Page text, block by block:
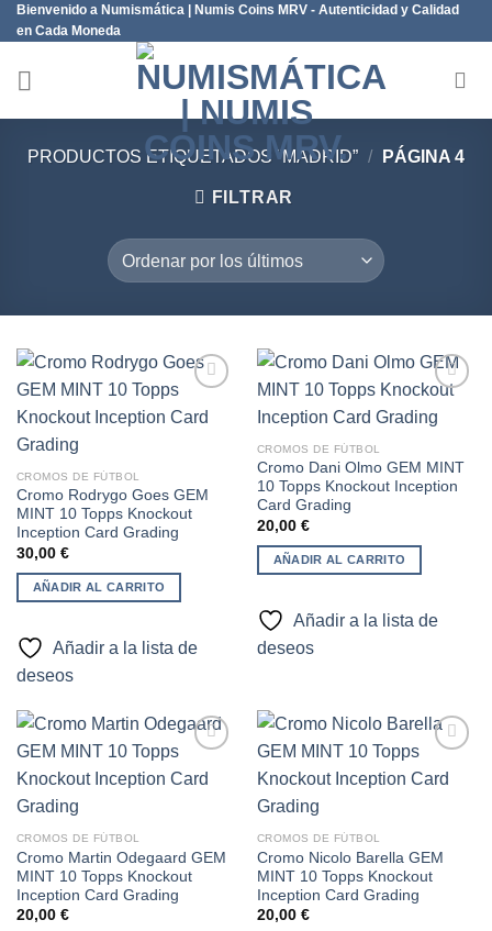
Saltar
al
contenido
Bienvenido a Numismática | Numis Coins MRV - Autenticidad y Calidad
en Cada Moneda
PRODUCTOS ETIQUETADOS “MADRID” / PÁGINA 4
FILTRAR
deseos
CROMOS DE FÚTBOL
Cromo Rodrygo Goes GEM
MINT 10 Topps Knockout
Inception Card Grading
30,00 €
AÑADIR AL CARRITO
Añadir a la lista de
deseos
lista de
deseos
CROMOS DE FÚTBOL
Cromo Dani Olmo GEM MINT
10 Topps Knockout Inception
Card Grading
20,00 €
AÑADIR AL CARRITO
Añadir a la lista de
deseos
deseos
CROMOS DE FÚTBOL
Cromo Martin Odegaard GEM
MINT 10 Topps Knockout
Inception Card Grading
20,00 €
deseos
CROMOS DE FÚTBOL
Cromo Nicolo Barella GEM
MINT 10 Topps Knockout
Inception Card Grading
20,00 €